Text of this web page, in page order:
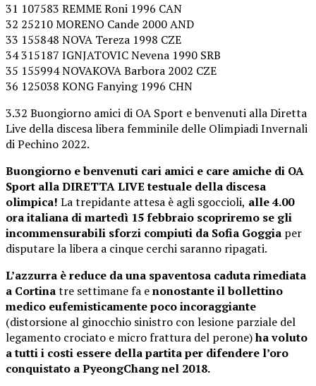
31 107583 REMME Roni 1996 CAN
32 25210 MORENO Cande 2000 AND
33 155848 NOVA Tereza 1998 CZE
34 315187 IGNJATOVIC Nevena 1990 SRB
35 155994 NOVAKOVA Barbora 2002 CZE
36 125038 KONG Fanying 1996 CHN
3.32 Buongiorno amici di OA Sport e benvenuti alla Diretta
Live della discesa libera femminile delle Olimpiadi Invernali
di Pechino 2022.
Buongiorno e benvenuti cari amici e care amiche di OA
Sport alla DIRETTA LIVE testuale della discesa
olimpica! La trepidante attesa è agli sgoccioli, alle 4.00
ora italiana di martedì 15 febbraio scopriremo se gli
incommensurabili sforzi compiuti da Sofia Goggia per
disputare la libera a cinque cerchi saranno ripagati.
L’azzurra è reduce da una spaventosa caduta rimediata
a Cortinatre settimane fa enonostante il bollettino
medico eufemisticamente poco incoraggiante
(distorsione al ginocchio sinistro con lesione parziale del
legamento crociato e micro frattura del perone)ha voluto
a tutti i costi essere della partita per difendere l’oro
conquistato a PyeongChang nel 2018.